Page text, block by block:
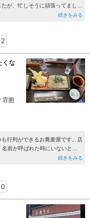
が、忙しそうに頑張ってまし
続きをみる
2
くな
雰囲
行列ができるお蕎麦屋です。店
前が呼ばれた時にいないと、
なのに30分も立たずに店内に
す。天ざるでしたが、あつあつ
にちょうど合います。
続きをみる
0